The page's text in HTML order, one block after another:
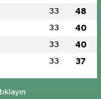
33 48
33 40
33 40
33 37